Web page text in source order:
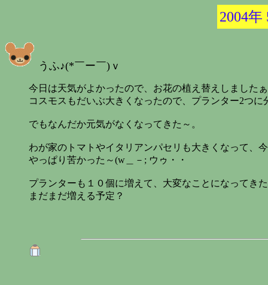
2004年
うふ♪(*￣ー￣)ｖ
今日は天気がよかったので、お花の植え替えしました
コスモスもだいぶ大きくなったので、プランター2つに
でもなんだか元気がなくなってきた～。
わが家のトマトやイタリアンパセリも大きくなって、
やっぱり苦かった～(w＿－; ウゥ・・
プランターも１０個に増えて、大変なことになってき
まだまだ増える予定？